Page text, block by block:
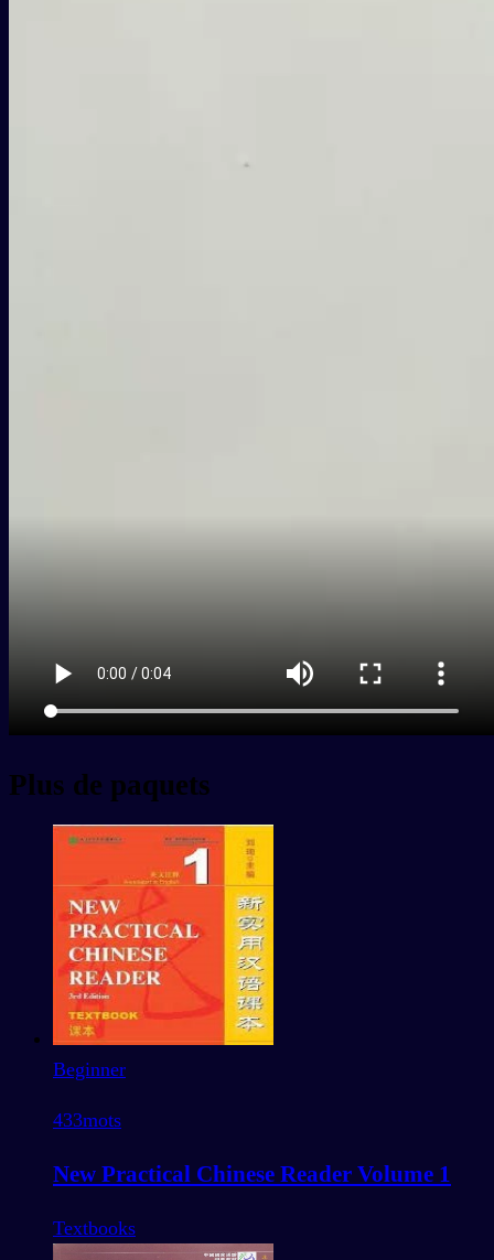
Plus de paquets
Beginner
433mots
New Practical Chinese Reader Volume 1
Textbooks